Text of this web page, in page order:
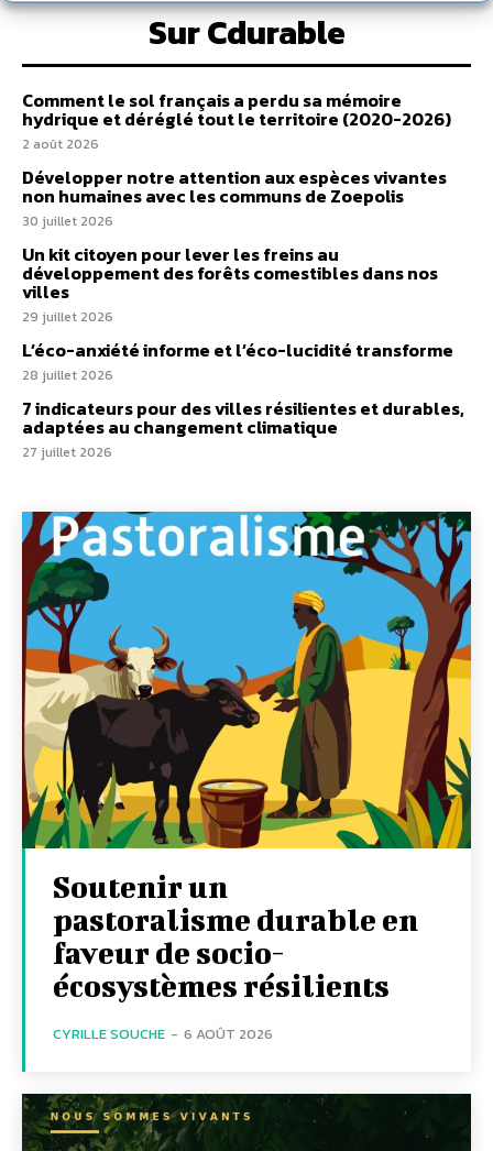
Sur Cdurable
Comment le sol français a perdu sa mémoire
hydrique et déréglé tout le territoire (2020-2026)
2 août 2026
Développer notre attention aux espèces vivantes
non humaines avec les communs de Zoepolis
30 juillet 2026
Un kit citoyen pour lever les freins au
développement des forêts comestibles dans nos
villes
29 juillet 2026
L’éco-anxiété informe et l’éco-lucidité transforme
28 juillet 2026
7 indicateurs pour des villes résilientes et durables,
adaptées au changement climatique
27 juillet 2026
Soutenir un
pastoralisme durable en
faveur de socio-
écosystèmes résilients
CYRILLE SOUCHE - 6 AOÛT 2026